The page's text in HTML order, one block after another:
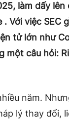
làm dấy
Với việc SEC
tử lớn như
một câu hỏi:
năm.
lý thay đổi,